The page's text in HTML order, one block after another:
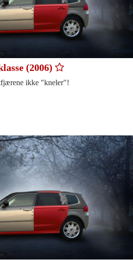
(2006)
ikke "kneler"!